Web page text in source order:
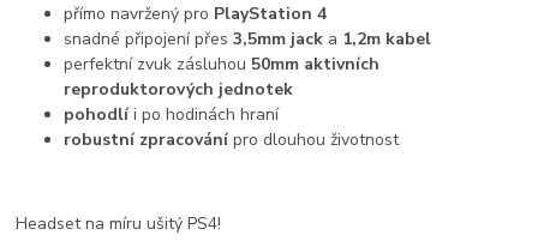
přímo navržený pro PlayStation 4
snadné připojení přes 3,5mm jack a 1,2m kabel
perfektní zvuk zásluhou 50mm aktivních
reproduktorových jednotek
pohodlíi po hodinách hraní
robustní zpracovánípro dlouhou životnost
Headset na míru ušitý PS4!